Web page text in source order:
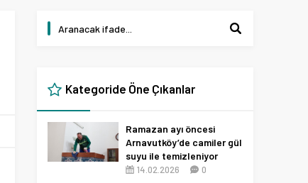
Kategoride Öne Çıkanlar
Ramazan ayı öncesi
Arnavutköy’de camiler gül
suyu ile temizleniyor
14.02.2026 0